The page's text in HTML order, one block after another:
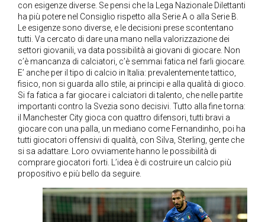
con esigenze diverse. Se pensi che la Lega Nazionale Dilettanti
ha più potere nel Consiglio rispetto alla Serie A o alla Serie B.
Le esigenze sono diverse, e le decisioni prese scontentano
tutti. Va cercato di dare una mano nella valorizzazione dei
settori giovanili, va data possibilità ai giovani di giocare. Non
c’è mancanza di calciatori, c’è semmai fatica nel farli giocare.
E’ anche per il tipo di calcio in Italia: prevalentemente tattico,
fisico, non si guarda allo stile, ai principi e alla qualità di gioco.
Si fa fatica a far giocare i calciatori di talento, che nelle partite
importanti contro la Svezia sono decisivi. Tutto alla fine torna:
il Manchester City gioca con quattro difensori, tutti bravi a
giocare con una palla, un mediano come Fernandinho, poi ha
tutti giocatori offensivi di qualità, con Silva, Sterling, gente che
si sa adattare. Loro ovviamente hanno le possibilità di
comprare giocatori forti. L’idea è di costruire un calcio più
propositivo e più bello da seguire.